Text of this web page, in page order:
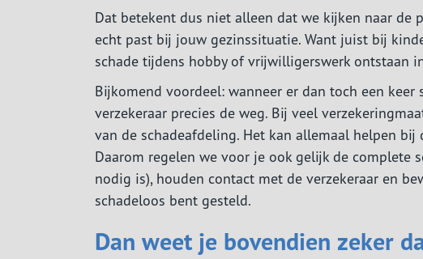
Dat betekent dus niet alleen dat we kijken naar de
echt past bij jouw gezinssituatie. Want juist bij
schade tijdens hobby of vrijwilligerswerk ontstaan
Bijkomend voordeel: wanneer er dan toch een
verzekeraar precies de weg. Bij veel
van de schadeafdeling. Het kan allemaal helpen bij
Daarom regelen we voor je ook gelijk de complete
nodig is), houden contact met de verzekeraar en
schadeloos bent gesteld.
Dan weet je bovendien zeker